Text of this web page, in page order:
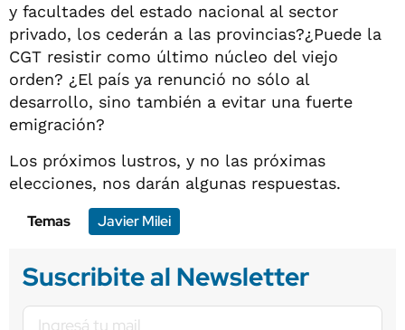
y facultades del estado nacional al sector
privado, los cederán a las provincias?¿Puede la
CGT resistir como último núcleo del viejo
orden? ¿El país ya renunció no sólo al
desarrollo, sino también a evitar una fuerte
emigración?
Los próximos lustros, y no las próximas
elecciones, nos darán algunas respuestas.
Temas
Javier Milei
Suscribite al Newsletter